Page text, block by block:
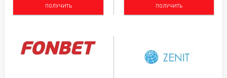
ПОЛУЧИТЬ ПОЛУЧИТЬ